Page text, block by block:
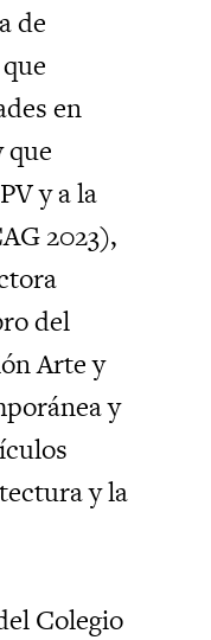
de
en
que
y a la
2023),
del
Arte y
y
y la
Colegio